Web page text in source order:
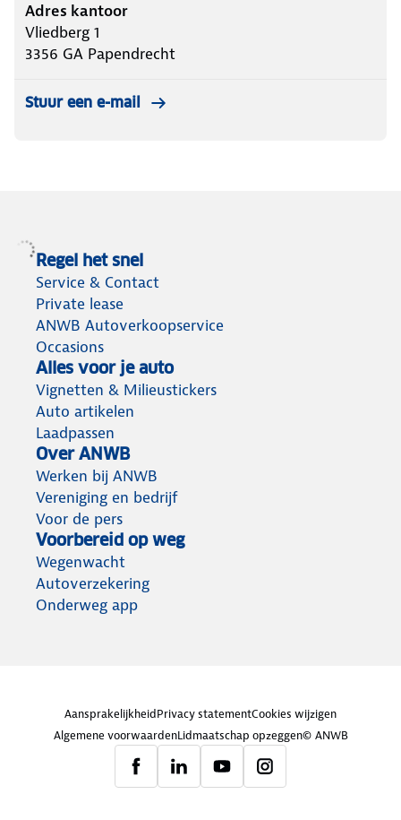
Adres kantoor
Vliedberg 1
3356 GA Papendrecht
Stuur een e-mail
Regel het snel
Service & Contact
Private lease
ANWB Autoverkoopservice
Occasions
Alles voor je auto
Vignetten & Milieustickers
Auto artikelen
Laadpassen
Over ANWB
Werken bij ANWB
Vereniging en bedrijf
Voor de pers
Voorbereid op weg
Wegenwacht
Autoverzekering
Onderweg app
AansprakelijkheidPrivacy statementCookies wijzigen
Algemene voorwaardenLidmaatschap opzeggen© ANWB